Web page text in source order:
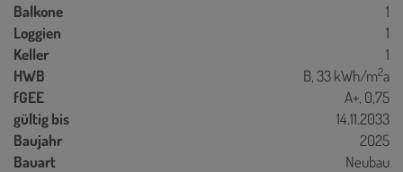
Balkone
1
Loggien
1
Keller
1
HWB
B, 33 kWh/m2a
fGEE
A+, 0,75
gültig bis
14.11.2033
Baujahr
2025
Bauart
Neubau